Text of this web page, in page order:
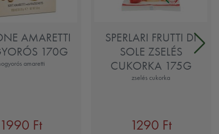
AMARETTI
170G
amaretti
1990 Ft
SPERLARI FRUTTI DI
SOLE ZSELÉS
CUKORKA 175G
zselés cukorka
1290 Ft